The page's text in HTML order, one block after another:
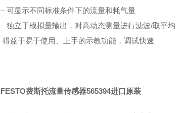
– 可显示不同标准条件下的流量和耗气量
– 独立于模拟量输出，对高动态测量进行滤波/取平均
得益于易于使用、上手的示教功能，调试快速
FESTO费斯托流量传感器565394进口原装